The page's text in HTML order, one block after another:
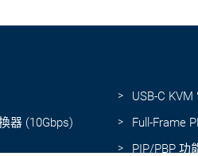
器 (10Gbps)
USB-C
Full-Frame
PIP/PBP 功